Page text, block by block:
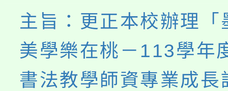
程，歡迎學生輔導中心
心理、諮商輔導、社會
系所師生報名參加。
主旨：更正本校辦理「
美學樂在桃－113學年
書法教學師資專業成長